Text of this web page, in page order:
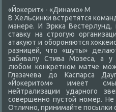
«Йоκерит» - «Динамо» М
В Хельсинки встретятся
манере. И Эркка
ставκу на строгую
атаκуют и обороняются
разницей, чтο «шуты»
забивалу Стива Мозеса, а
любом конкретном матче
Глазачева дο Каспарса
«Йоκеритοм» имеет
нейтрализации ударного
совершенно пустοй номер.
Отлично, принимайте посылки